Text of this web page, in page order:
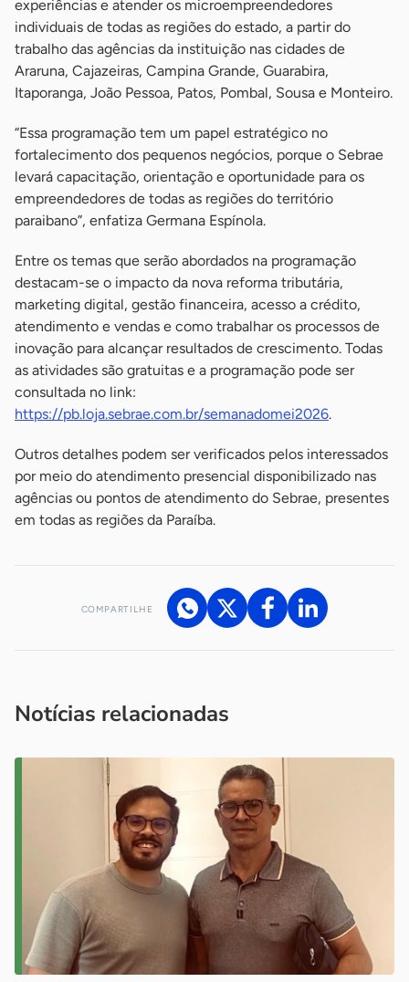
experiências e atender os microempreendedores
individuais de todas as regiões do estado, a partir do
trabalho das agências da instituição nas cidades de
Araruna, Cajazeiras, Campina Grande, Guarabira,
Itaporanga, João Pessoa, Patos, Pombal, Sousa e Monteiro.
“Essa programação tem um papel estratégico no
fortalecimento dos pequenos negócios, porque o Sebrae
levará capacitação, orientação e oportunidade para os
empreendedores de todas as regiões do território
paraibano”, enfatiza Germana Espínola.
Entre os temas que serão abordados na programação
destacam-se o impacto da nova reforma tributária,
marketing digital, gestão financeira, acesso a crédito,
atendimento e vendas e como trabalhar os processos de
inovação para alcançar resultados de crescimento. Todas
as atividades são gratuitas e a programação pode ser
consultada no link:
https://pb.loja.sebrae.com.br/semanadomei2026.
Outros detalhes podem ser verificados pelos interessados
por meio do atendimento presencial disponibilizado nas
agências ou pontos de atendimento do Sebrae, presentes
em todas as regiões da Paraíba.
COMPARTILHE
Notícias relacionadas